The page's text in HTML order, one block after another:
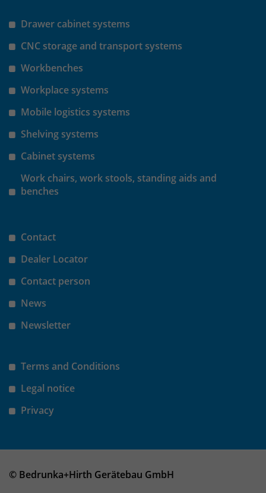
Drawer cabinet systems
CNC storage and transport systems
Workbenches
Workplace systems
Mobile logistics systems
Shelving systems
Cabinet systems
Work chairs, work stools, standing aids and
benches
Contact
Dealer Locator
Contact person
News
Newsletter
Terms and Conditions
Legal notice
Privacy
© Bedrunka+Hirth Gerätebau GmbH